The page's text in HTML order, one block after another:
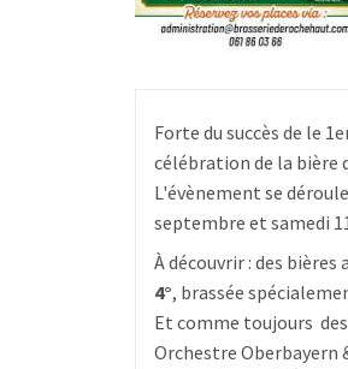
Forte du succès de le
célébration de la bière
L'évènement se
septembre et samedi
À découvrir : des
4°, brassée
Et comme toujours
Orchestre Oberbayern